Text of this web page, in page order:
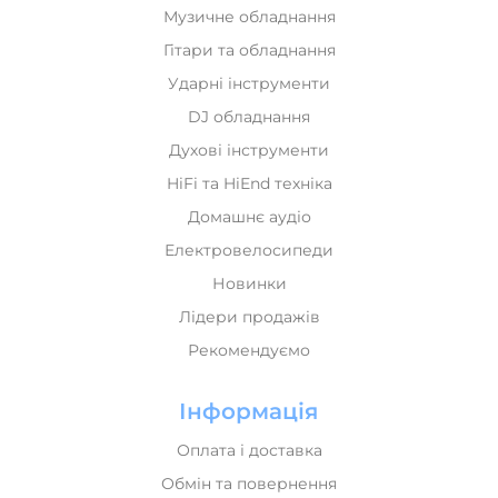
Музичне обладнання
Гітари та обладнання
Ударні інструменти
DJ обладнання
Духові інструменти
HiFi та HiEnd техніка
Домашнє аудіо
Електровелосипеди
Новинки
Лідери продажів
Рекомендуємо
Інформація
Оплата і доставка
Обмін та повернення